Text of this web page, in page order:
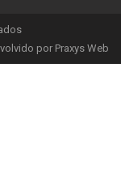
por Praxys Web